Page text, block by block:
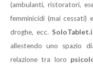
(ambulanti, ristoratori,
femminicidi (mai cessati)
droghe, ecc.
allestendo uno spazio
relazione tra loro